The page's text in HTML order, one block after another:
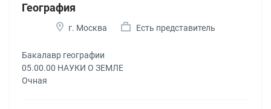
География
г. Москва Есть представитель
Бакалавр географии
05.00.00 НАУКИ О ЗЕМЛЕ
Очная